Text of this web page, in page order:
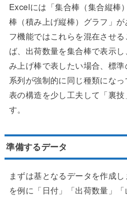
Excelには「集合棒（集合縦棒
棒（積み上げ縦棒）グラフ」
フ機能ではこれらを混在させ
ば、出荷数量を集合棒で表示
み上げ棒で表したい場合、標
系列が強制的に同じ種類になっ
表の構造を少し工夫して「裏
す。
準備するデータ
まずは基となるデータを作成
を例に「日付」「出荷数量」